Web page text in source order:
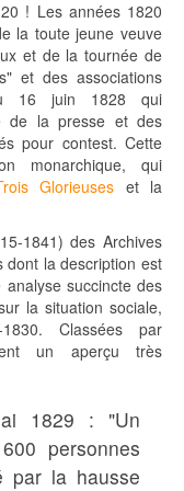
! Les années 1820
la toute jeune veuve
et de la tournée de
et des associations
16 juin 1828 qui
de la presse et des
pour contest. Cette
monarchique, qui
Glorieuses et la
1841) des Archives
dont la description est
succincte des
la situation sociale,
Classées par
un aperçu très
1829 : "Un
personnes
par la hausse